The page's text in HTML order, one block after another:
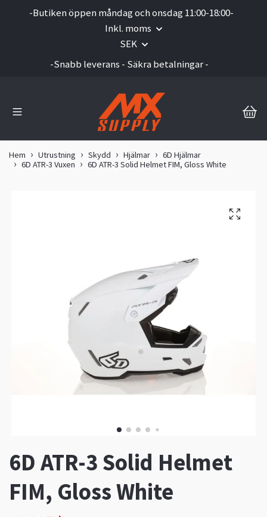
-Butiken öppen måndag och onsdag 11:00-18:00-
Inkl. moms
SEK
-Snabb leverans - Säkra betalningar -
Hem Utrustning Skydd Hjälmar
6D Hjälmar
6D ATR-3 Vuxen
6D ATR-3 Solid Helmet FIM, Gloss White
6D ATR-3 Solid Helmet
FIM, Gloss White